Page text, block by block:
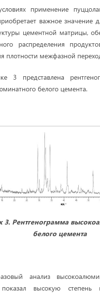
применение
важное значение
цементной матрицы,
распределения
плотности межфазной
3 представлена
белого цемента.
3. Рентгенограмма
белого цемента
анализ
высокую степень